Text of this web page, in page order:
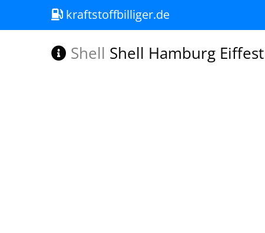
kraftstoffbilliger.de
Shell Shell Hamburg